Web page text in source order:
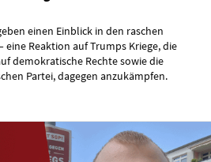
einen Einblick in den raschen
Reaktion auf Trumps Kriege, die
demokratische Rechte sowie die
Partei, dagegen anzukämpfen.